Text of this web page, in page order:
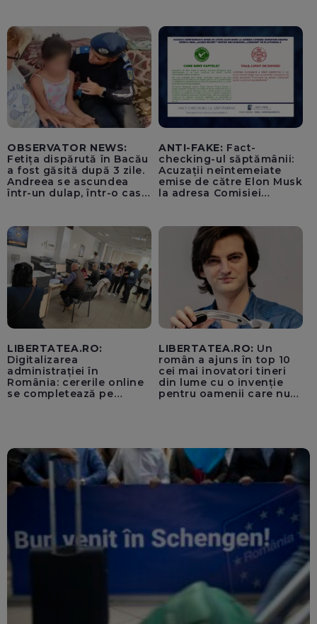
OBSERVATOR NEWS:
Fetița dispărută în Bacău
a fost găsită după 3 zile.
Andreea se ascundea
într-un dulap, într-o casă
ANTI-FAKE: Fact-
checking-ul săptămânii:
Acuzații neîntemeiate
emise de către Elon Musk
la adresa Comisiei
pentru instaurarea
„cenzurii” pe platforma X
LIBERTATEA.RO:
Digitalizarea
administrației în
România: cererile online
se completează pe
LIBERTATEA.RO: Un
român a ajuns în top 10
cei mai inovatori tineri
din lume cu o invenție
pentru oamenii care nu